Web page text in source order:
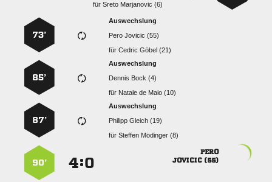
für  
Auswechslung
  
für  
73’
Auswechslung
  
für    
85’
Auswechslung
  
für  
87’

 
:
90’